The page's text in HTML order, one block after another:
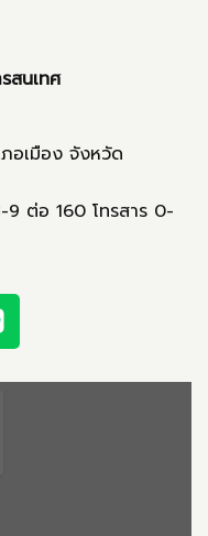
สนเทศ
อเมือง จังหวัด
9 ต่อ 160 โทรสาร 0-